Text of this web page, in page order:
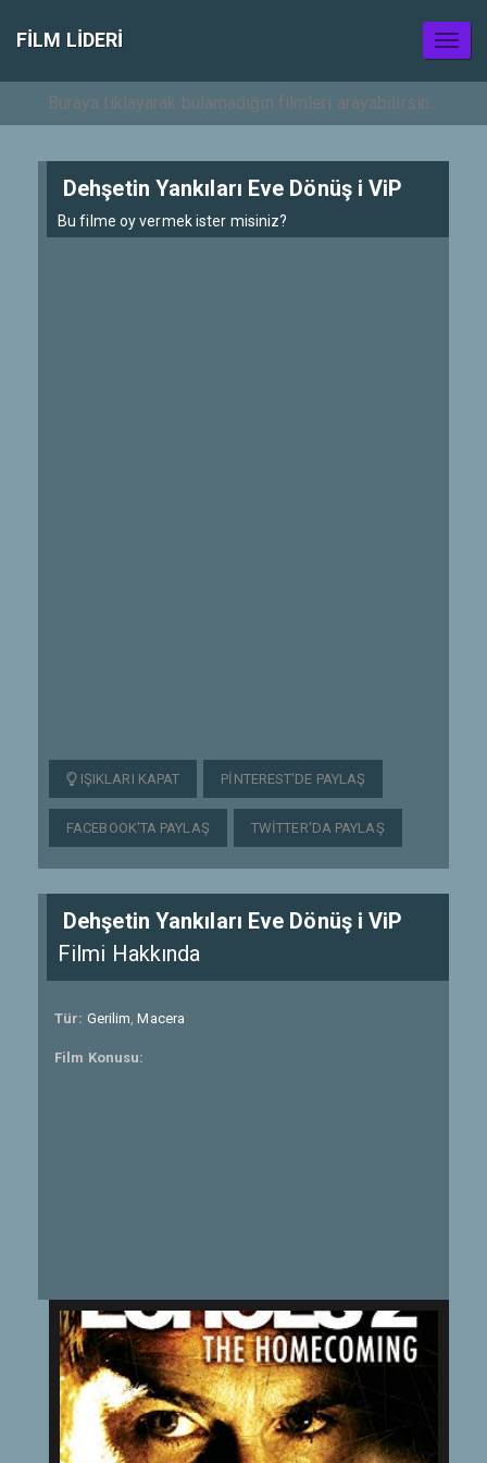
FILM LIDERI
Dehşetin Yankıları Eve Dönüş i ViP
Bu filme oy vermek ister misiniz?
IŞIKLARI KAPAT PINTEREST'DE PAYLAŞ
FACEBOOK'TA PAYLAŞ TWITTER'DA PAYLAŞ
Dehşetin Yankıları Eve Dönüş i ViP
Filmi Hakkında
Tür: Gerilim,Macera
Film Konusu: